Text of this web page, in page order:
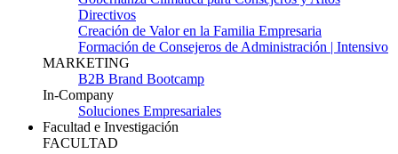
Directivos
Creación de Valor en la Familia Empresaria
Formación de Consejeros de Administración | Intensivo
MARKETING
B2B Brand Bootcamp
In-Company
Soluciones Empresariales
Facultad e Investigación
FACULTAD